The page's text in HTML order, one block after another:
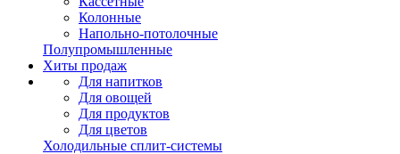
Колонные
Напольно-потолочные
Полупромышленные
Хиты продаж
Для напитков
Для овощей
Для продуктов
Для цветов
Холодильные сплит-системы